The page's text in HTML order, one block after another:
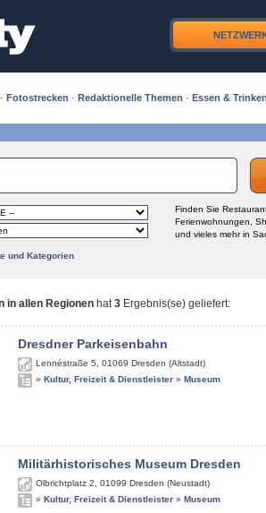
· Fotostrecken · Redaktionelle Themen · Essen &
Finden Sie
Ferienwohnungen,
und vieles mehr in
und Kategorien
in allen Regionen hat3 Ergebnis(se) geliefert:
Dresdner Parkeisenbahn
Lennéstraße 5 01069 Dresden (Altstadt)
» Kultur, Freizeit & Dienstleister » Museum
Militärhistorisches Museum Dresden
Olbrichtplatz 2 01099 Dresden (Neustadt)
» Kultur, Freizeit & Dienstleister » Museum